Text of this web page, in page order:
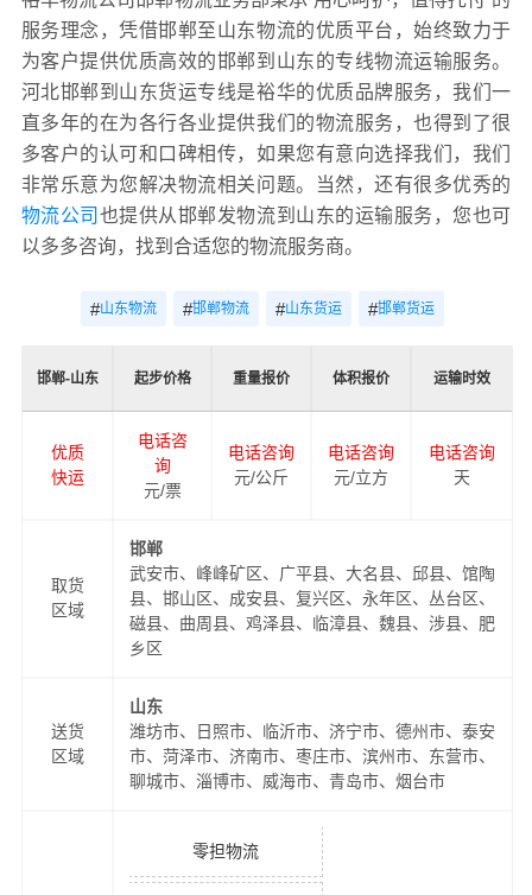
服务理念，凭借邯郸至山东物流的优质平台，始终致力于
为客户提供优质高效的邯郸到山东的专线物流运输服务。
河北邯郸到山东货运专线是裕华的优质品牌服务，我们一
直多年的在为各行各业提供我们的物流服务，也得到了很
多客户的认可和口碑相传，如果您有意向选择我们，我们
非常乐意为您解决物流相关问题。当然，还有很多优秀的
物流公司 也提供从邯郸发物流到山东的运输服务，您也可
以多多咨询，找到合适您的物流服务商。
#山东物流 #邯郸物流 #山东货运 #邯郸货运
邯郸-山东 起步价格 重量报价 体积报价 运输时效
优质
快运
电话咨
询
元/票
电话咨询
元/公斤
电话咨询
元/立方
电话咨询
天
取货
区域
邯郸
武安市、峰峰矿区、广平县、大名县、邱县、馆陶
县、邯山区、成安县、复兴区、永年区、丛台区、
磁县、曲周县、鸡泽县、临漳县、魏县、涉县、肥
乡区
送货
区域
山东
潍坊市、日照市、临沂市、济宁市、德州市、泰安
市、菏泽市、济南市、枣庄市、滨州市、东营市、
聊城市、淄博市、威海市、青岛市、烟台市
零担物流